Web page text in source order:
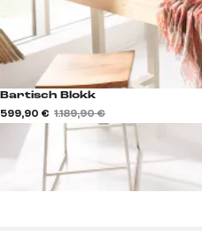
Bartisch Blokk
599,90 € 1.189,90 €